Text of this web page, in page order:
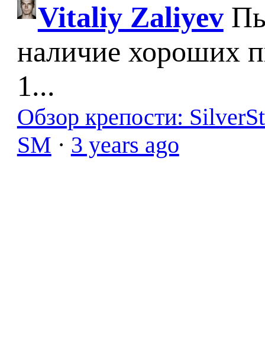
Vitaliy Zaliyev
наличие хороших
1...
Обзор крепости:
SM · 3 years ago